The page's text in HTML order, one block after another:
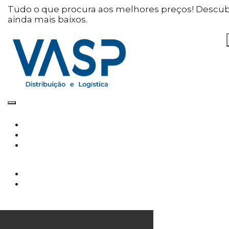
Defina as suas preferências
de cookies para este
website.
Este website utiliza cookies estritamente
necessários, analíticos e funcionais, para lhe
oferecer uma boa experiência de navegação e
Cookies
funções básicas do site e o site não funcionará
da maneira pretendida sem eles
Tudo o que procura aos melhores preços!
ainda mais baixos.